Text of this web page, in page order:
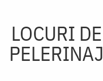
LOCURI DE
PELERINAJ